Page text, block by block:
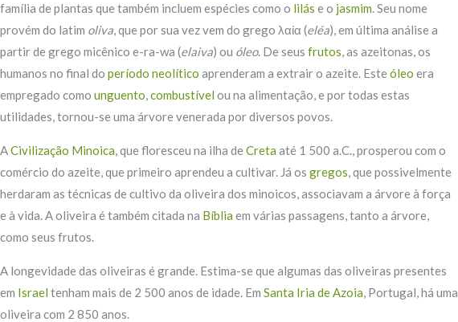
família de plantas que também incluem espécies como o lilás e o jasmim. Seu nome
provém do latim oliva, que por sua vez vem do grego λαία (eléa), em última análise a
partir de grego micênico e-ra-wa (elaiva) ou óleo. De seus frutos, as azeitonas, os
humanos no final do período neolítico aprenderam a extrair o azeite. Este óleo era
empregado como unguento,combustível ou na alimentação, e por todas estas
utilidades, tornou-se uma árvore venerada por diversos povos.
ACivilização Minoica, que floresceu na ilha de Creta até 1 500 a.C., prosperou com o
comércio do azeite, que primeiro aprendeu a cultivar. Já os gregos, que possivelmente
herdaram as técnicas de cultivo da oliveira dos minoicos, associavam a árvore à força
e à vida. A oliveira é também citada na Bíblia em várias passagens, tanto a árvore,
como seus frutos.
A longevidade das oliveiras é grande. Estima-se que algumas das oliveiras presentes
em Israel tenham mais de 2 500 anos de idade. Em Santa Iria de Azoia, Portugal, há uma
oliveira com 2 850 anos.